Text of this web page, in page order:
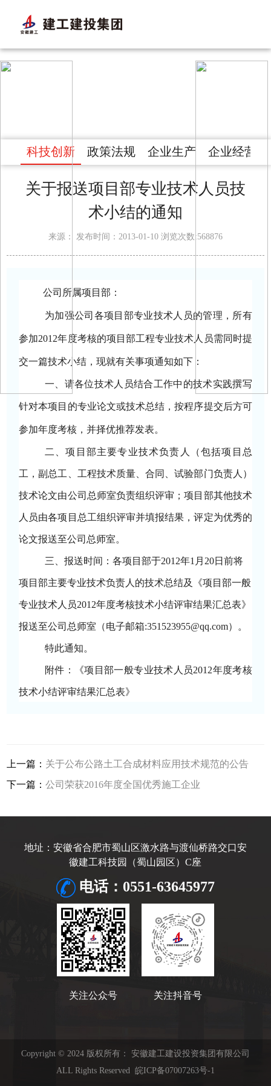
科技创新 政策法规 企业生产 企业经营
关于报送项目部专业技术人员技
术小结的通知
来源： 发布时间：2013-01-10 浏览次数:568876
公司所属项目部：
为加强公司各项目部专业技术人员的管理， 所有
参加2012年度考核的项目部工程专业技术人员需同时提
交一篇技术小结，现就有关事项通知如下：
一、请各位技术人员结合工作中的技术实践撰写
针对本项目的专业论文或技术总结，按程序提交后方可
参加年度考核，并择优推荐发表。
二、项目部主要专业技术负责人（包括项目总
工，副总工、工程技术质量、合同、试验部门负责人）
技术论文由公司总师室负责组织评审 ；项目部其他技术
人员由各项目总工组织评审并填报结果，评定为优秀的
论文报送至公司总师室。
三、报送时间：各项目部于2012年1 月 20日前将
项目部主要专业技术负责人的技术总结及《项目部一般
专业技术人员2012年度考核技术小结评审结果汇总表》
报送至公司总师室（电子邮箱:351523955@qq.com）。
特此通知。
附件：《项目部一般专业技术人员2012年度考核
技术小结评审结果汇总表》
上一篇： 关于公布公路土工合成材料应用技术规范的公告
下一篇：公司荣获2016年度全国优秀施工企业
地址：安徽省合肥市蜀山区激水路与渡仙桥路交口安
徽建工科技园（蜀山园区）C座
电话：0551-63645977
关注公众号 关注抖音号
Copyright © 2024 版权所有： 安徽建工建设投资集团有限公司
ALL Rights Reserved 皖ICP备07007263号-1